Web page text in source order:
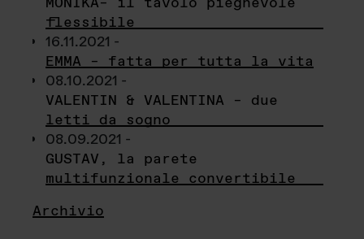
flessibile
16.11.2021 -
EMMA – fatta per tutta la vita
08.10.2021 -
VALENTIN & VALENTINA – due
letti da sogno
08.09.2021 -
GUSTAV, la parete
multifunzionale convertibile
Archivio